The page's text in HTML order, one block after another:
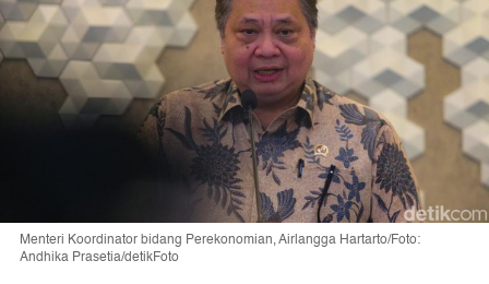
Menteri Koordinator bidang Perekonomian, Airlangga Hartarto/Foto:
Andhika Prasetia/detikFoto